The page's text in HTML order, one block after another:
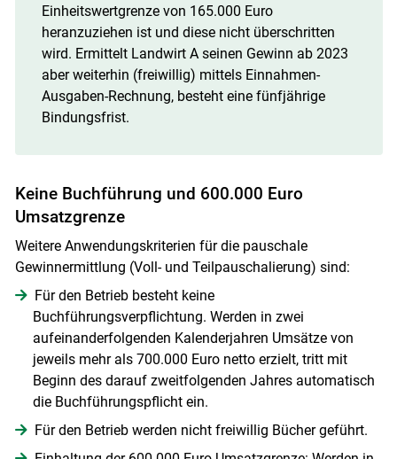
Einheitswertgrenze von 165.000 Euro
heranzuziehen ist und diese nicht überschritten
wird. Ermittelt Landwirt A seinen Gewinn ab 2023
aber weiterhin (freiwillig) mittels Einnahmen-
Ausgaben-Rechnung, besteht eine fünfjährige
Bindungsfrist.
Keine Buchführung und 600.000 Euro
Umsatzgrenze
Weitere Anwendungskriterien für die pauschale
Gewinnermittlung (Voll- und Teilpauschalierung) sind:
Für den Betrieb besteht keine
Buchführungsverpflichtung. Werden in zwei
aufeinanderfolgenden Kalenderjahren Umsätze von
jeweils mehr als 700.000 Euro netto erzielt, tritt mit
Beginn des darauf zweitfolgenden Jahres automatisch
die Buchführungspflicht ein.
Für den Betrieb werden nicht freiwillig Bücher geführt.